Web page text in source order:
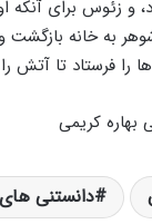
و زئوس برای آنکه
به خانه بازگشت
را فرستاد تا
کریمی
دانستنی